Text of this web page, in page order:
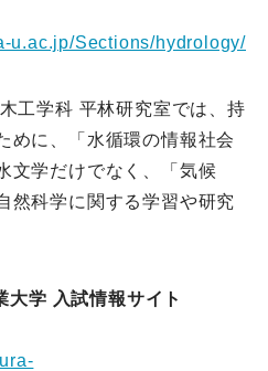
u.ac.jp/Sections/hydrology/
工学科 平林研究室では、持
めに、「水循環の情報社会
文学だけでなく、「気候
然科学に関する学習や研究
大学 入試情報サイト